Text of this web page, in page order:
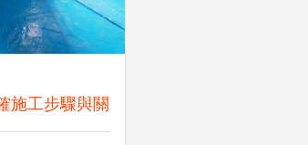
施工步驟與關